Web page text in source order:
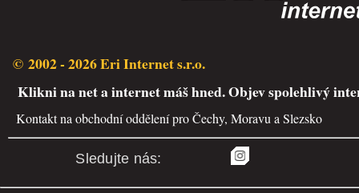
© 2002 - 2026 Eri Internet s.r.o.
Klikni na net a internet máš hned. Objev spolehlivý
Kontakt na obchodní oddělení pro Čechy, Moravu a Slezsko
Sledujte nás: